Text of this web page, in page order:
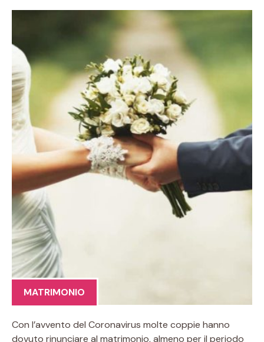
MATRIMONIO
Con l’avvento del Coronavirus molte coppie hanno
dovuto rinunciare al matrimonio, almeno per il periodo